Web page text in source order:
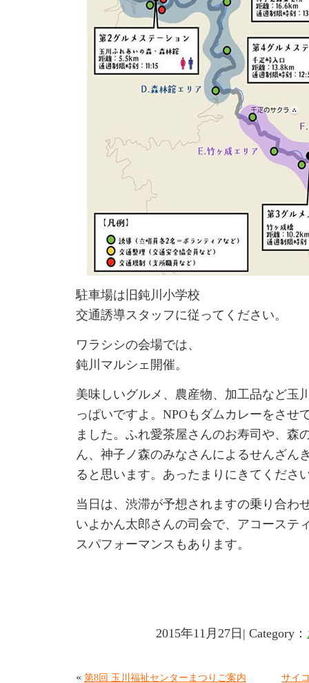
駐車場は旧鈍川小学校
交通誘導スタッフに従ってください。
ワラシシの会場では、
鈍川マルシェ開催。
美味しいグルメ、農産物、加工品など玉
っぱいですよ。NPOもダムカレーをさせ
ました。ふれ愛茶屋さんのお寿司や、森
ん、神子ノ森のみなさんによるせんざん
ると思います。あったまりにきてくださ
当日は、渋滞が予想されますの乗り合わ
いよかん太郎さんの司会で、アコーステ
スパフォーマンスもあります。
2015年11月27日| Category：
« 第8回 玉川福祉センターまつりご案内 サイ